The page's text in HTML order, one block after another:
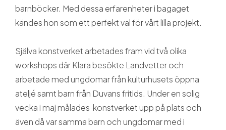
barnböcker. Med dessa erfarenheter i bagaget
kändes hon som ett perfekt val för vårt lilla projekt.
Själva konstverket arbetades fram vid två olika
workshops där Klara besökte Landvetter och
arbetade med ungdomar från kulturhusets öppna
ateljé samt barn från Duvans fritids. Under en solig
vecka i maj målades konstverket upp på plats och
även då var samma barn och ungdomar med i